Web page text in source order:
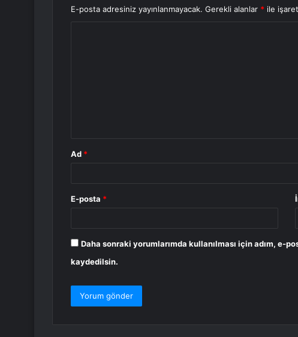
E-posta adresiniz yayınlanmayacak. Gerekli alanlar * ile
Ad *
E-posta *
Daha sonraki yorumlarımda kullanılması için adım, e-
kaydedilsin.